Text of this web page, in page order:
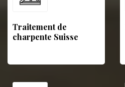
Traitement de
charpente Suisse